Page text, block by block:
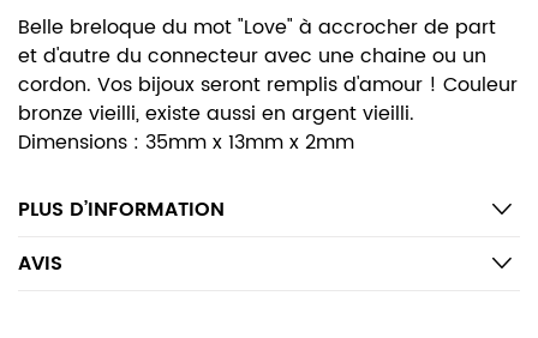
Belle breloque du mot "Love" à accrocher de part
et d'autre du connecteur avec une chaine ou un
cordon. Vos bijoux seront remplis d'amour ! Couleur
bronze vieilli, existe aussi en argent vieilli.
Dimensions : 35mm x 13mm x 2mm
PLUS D’INFORMATION
AVIS